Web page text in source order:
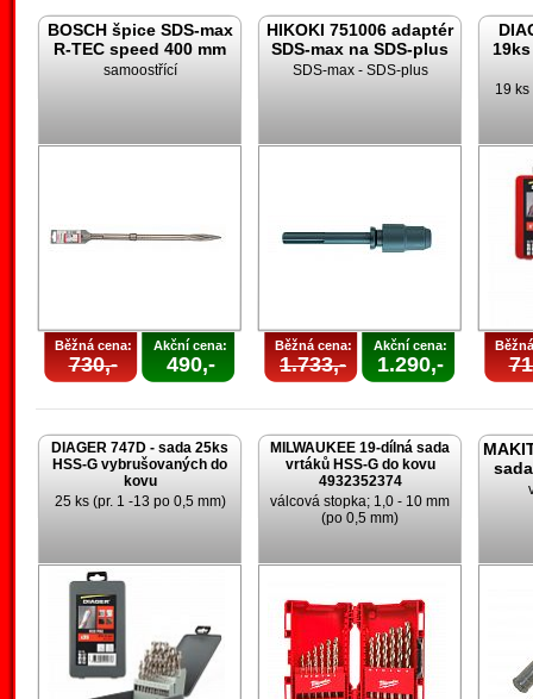
BOSCH špice SDS-max
R-TEC speed 400 mm
samoostřící
Běžná cena:
730,-
Akční cena:
490,-
HIKOKI 751006 adaptér
SDS-max na SDS-plus
SDS-max - SDS-plus
Běžná cena:
1.733,-
Akční cena:
1.290,-
19 ks
DIAGER 747D - sada 25ks
HSS-G vybrušovaných do
kovu
25 ks (pr. 1 -13 po 0,5 mm)
MILWAUKEE 19-dílná sada
vrtáků HSS-G do kovu
4932352374
válcová stopka; 1,0 - 10 mm
(po 0,5 mm)